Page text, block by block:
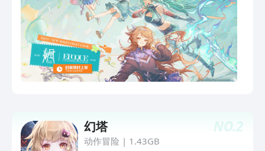
入天灾影响后的高危地区，救助受难人
群，处理矿石争端，以及对抗整合运动
——“罗德岛”的战术头脑，你准备好了
吗？
NO.2
幻塔
动作冒险 | 1.43GB